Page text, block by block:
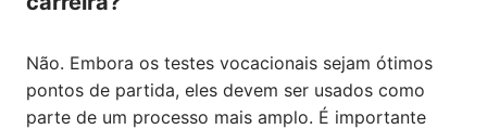
Não. Embora os testes vocacionais sejam ótimos
pontos de partida, eles devem ser usados como
parte de um processo mais amplo. É importante